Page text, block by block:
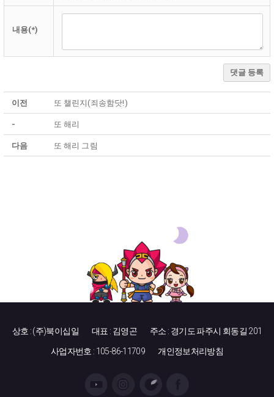
내용(*)
댓글 등록
이전 또 챌린지(죄송함닷!)
- 또 해리
다음 또 해리 그림
상호 : (주)북이십일 대표 : 김영곤 주소 : 경기도 파주시 회동길 201
사업자번호 : 105-86-11709 개인정보처리방침